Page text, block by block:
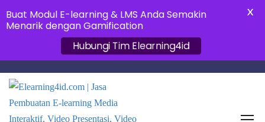
JASA PEMBUATAN
Buat Modul E-learning & LMS Anda Semakin
Menarik dengan Gamification
Hubungi Tim Elearning4id
X